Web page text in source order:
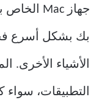
بك بشكل أسرع
الأشياء الأخرى.
التطبيقات،